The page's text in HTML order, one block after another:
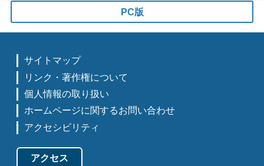
PC版
サイトマップ
リンク・著作権について
個人情報の取り扱い
ホームページに関するお問い合わせ
アクセシビリティ
アクセス